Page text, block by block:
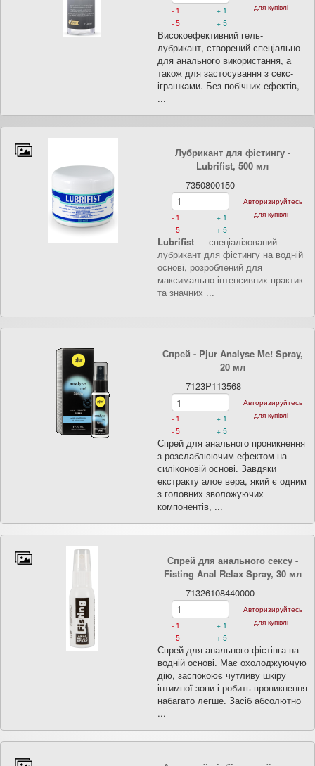
+ 1
- 1
- 5
+ 5
для купівлі
Високоефективний гель-
лубрикант, створений спеціально
для анального використання, а
також для застосування з секс-
іграшками. Без побічних ефектів,
...
Лубрикант для фістингу -
Lubrifist, 500 мл
7350800150
+ 1
- 1
- 5
+ 5
Авторизируйтесь
для купівлі
Lubrifist — спеціалізований
лубрикант для фістингу на водній
основі, розроблений для
максимально інтенсивних практик
та значних ...
Спрей - Pjur Analyse Me! Spray,
20 мл
7123P113568
+ 1
- 1
- 5
+ 5
Авторизируйтесь
для купівлі
Спрей для анального проникнення
з розслаблюючим ефектом на
силіконовій основі. Завдяки
екстракту алое вера, який є одним
з головних зволожуючих
компонентів, ...
Спрей для анального сексу -
Fisting Anal Relax Spray, 30 мл
71326108440000
+ 1
- 1
- 5
+ 5
Авторизируйтесь
для купівлі
Спрей для анального фістінга на
водній основі. Має охолоджуючую
дію, заспокоює чутливу шкіру
інтимної зони і робить проникнення
набагато легше. Засіб абсолютно
...